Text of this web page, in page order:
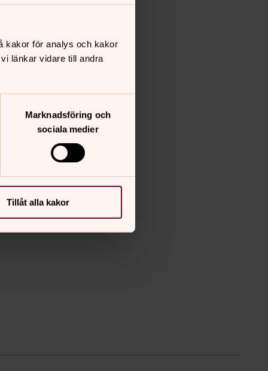
kakor för analys och kakor
länkar vidare till andra
Marknadsföring och
sociala medier
Tillåt alla kakor